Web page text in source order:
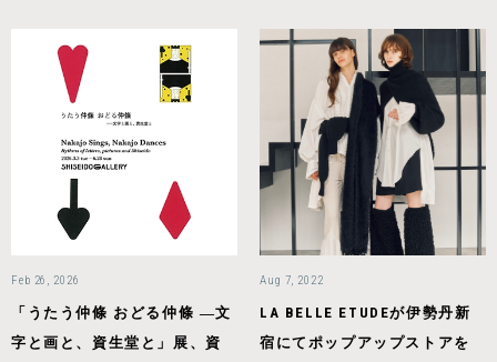
Feb 26, 2026
「うたう仲條 おどる仲條 ―文
字と画と、資生堂と」展、資
Aug 7, 2022
LA BELLE ETUDEが伊勢丹新
宿にてポップアップストアを